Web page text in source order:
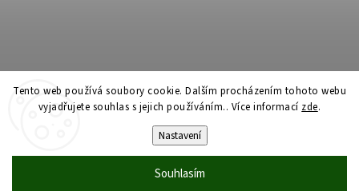
Tento web používá soubory cookie. Dalším procházením tohoto webu
vyjadřujete souhlas s jejich používáním.. Více informací zde.
Nastavení
Souhlasím
Professor Onyx. Všechna práva vyhrazena.